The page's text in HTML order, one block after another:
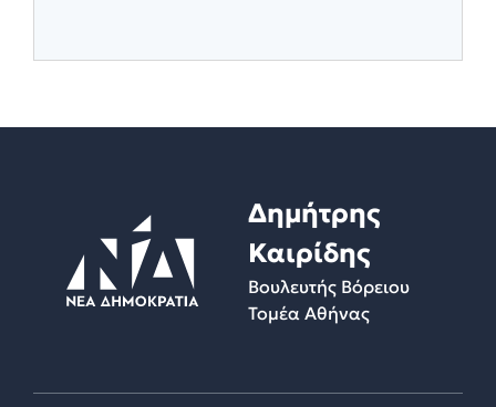
Δημήτρης
Καιρίδης
Βουλευτής Βόρειου
Τομέα Αθήνας